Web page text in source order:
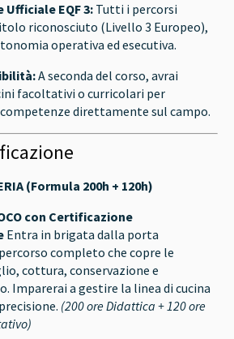
EQF 3: Tutti i percorsi
riconosciuto (Livello 3 Europeo),
operativa ed esecutiva.
A seconda del corso, avrai
facoltativi o curricolari per
direttamente sul campo.
(Formula 200h + 120h)
con Certificazione
Entra in brigata dalla porta
completo che copre le
cottura, conservazione e
Imparerai a gestire la linea di cucina
(200 ore Didattica + 120 ore